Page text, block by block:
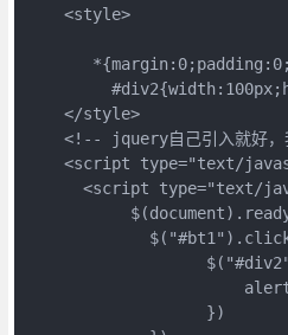
    <style>
    </style>
<!-- jquery自己引入就好
<script type="text/
<script type="text/
                   })